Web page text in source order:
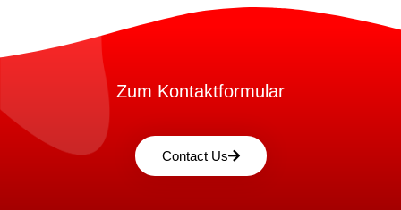
Zum Kontaktformular
Contact Us